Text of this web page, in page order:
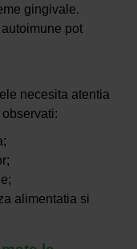
gingivale.
pot
necesita atentia
alimentatia si